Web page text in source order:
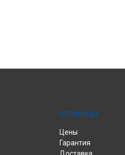
СТРАНИЦЫ
Цены
Гарантия